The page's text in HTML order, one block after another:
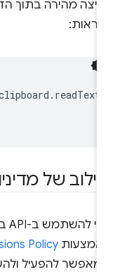
מהירה בתוך הדף
.clipboard.readText
של
Policy
להפעיל